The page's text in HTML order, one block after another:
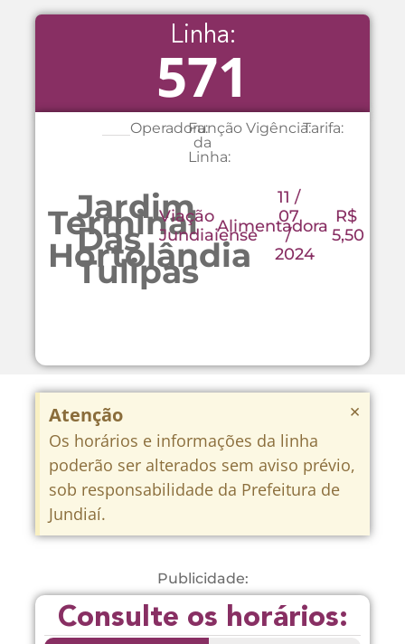
Linha:
571
Terminal
Hortolândia
Jardim
Das
Tulipas
Operadora:Função
da
Linha:
Vigência:Tarifa:
Viação
JundiaienseAlimentadora
11 /
07
/
2024
R$
5,50
Atenção
Os horários e informações da linha
poderão ser alterados sem aviso prévio,
sob responsabilidade da Prefeitura de
Jundiaí.
×
Publicidade:
Consulte os horários: